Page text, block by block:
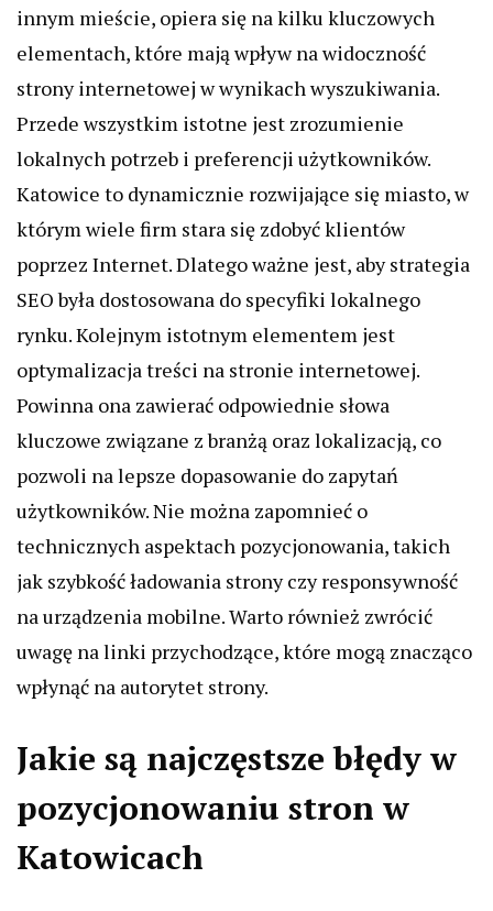
innym mieście, opiera się na kilku kluczowych
elementach, które mają wpływ na widoczność
strony internetowej w wynikach wyszukiwania.
Przede wszystkim istotne jest zrozumienie
lokalnych potrzeb i preferencji użytkowników.
Katowice to dynamicznie rozwijające się miasto, w
którym wiele firm stara się zdobyć klientów
poprzez Internet. Dlatego ważne jest, aby strategia
SEO była dostosowana do specyfiki lokalnego
rynku. Kolejnym istotnym elementem jest
optymalizacja treści na stronie internetowej.
Powinna ona zawierać odpowiednie słowa
kluczowe związane z branżą oraz lokalizacją, co
pozwoli na lepsze dopasowanie do zapytań
użytkowników. Nie można zapomnieć o
technicznych aspektach pozycjonowania, takich
jak szybkość ładowania strony czy responsywność
na urządzenia mobilne. Warto również zwrócić
uwagę na linki przychodzące, które mogą znacząco
wpłynąć na autorytet strony.
Jakie są najczęstsze błędy w
pozycjonowaniu stron w
Katowicach